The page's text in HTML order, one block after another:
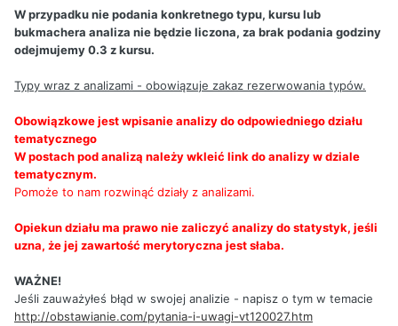
W przypadku nie podania konkretnego typu, kursu lub
bukmachera analiza nie będzie liczona, za brak podania godziny
odejmujemy 0.3 z kursu.
Typy wraz z analizami - obowiązuje zakaz rezerwowania typów.
Obowiązkowe jest wpisanie analizy do odpowiedniego działu
tematycznego
W postach pod analizą należy wkleić link do analizy w dziale
tematycznym.
Pomoże to nam rozwinąć działy z analizami.
Opiekun działu ma prawo nie zaliczyć analizy do statystyk, jeśli
uzna, że jej zawartość merytoryczna jest słaba.
WAŻNE!
Jeśli zauważyłeś błąd w swojej analizie - napisz o tym w temacie
http://obstawianie.com/pytania-i-uwagi-vt120027.htm